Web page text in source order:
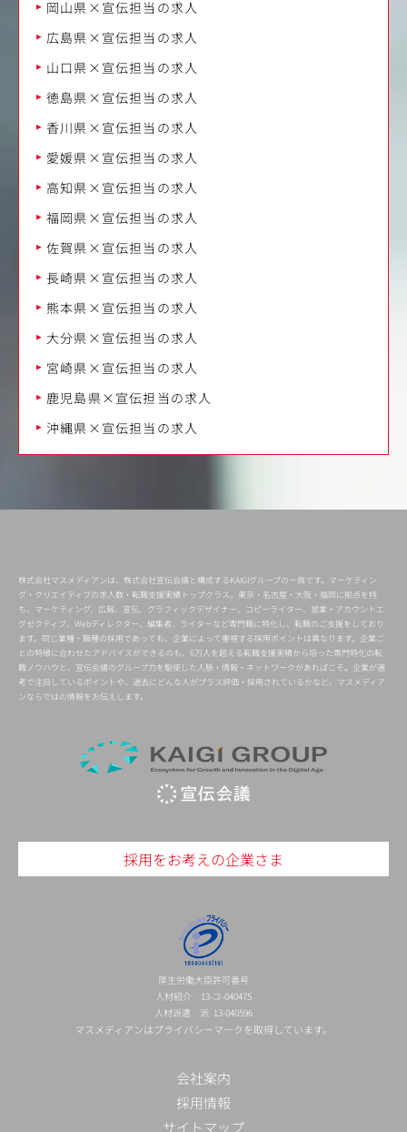
岡山県×宣伝担当の求人
広島県×宣伝担当の求人
山口県×宣伝担当の求人
徳島県×宣伝担当の求人
香川県×宣伝担当の求人
愛媛県×宣伝担当の求人
高知県×宣伝担当の求人
福岡県×宣伝担当の求人
佐賀県×宣伝担当の求人
長崎県×宣伝担当の求人
熊本県×宣伝担当の求人
大分県×宣伝担当の求人
宮崎県×宣伝担当の求人
鹿児島県×宣伝担当の求人
沖縄県×宣伝担当の求人
株式会社マスメディアンは、株式会社宣伝会議と構成するKAIGIグループの一員です。マーケティン
グ・クリエイティブの求人数・転職支援実績トップクラス。東京・名古屋・大阪・福岡に拠点を持
ち、マーケティング、広報、宣伝、グラフィックデザイナー、コピーライター、営業・アカウントエ
グゼクティブ、Webディレクター、編集者、ライターなど専門職に特化し、転職のご支援をしており
ます。同じ業種・職種の採用であっても、企業によって重視する採用ポイントは異なります。企業ご
との特徴に合わせたアドバイスができるのも、6万人を超える転職支援実績から培った専門特化の転
職ノウハウと、宣伝会議のグループ力を駆使した人脈・情報・ネットワークがあればこそ。企業が選
考で注目しているポイントや、過去にどんな人がプラス評価・採用されているかなど、マスメディア
ンならではの情報をお伝えします。
採用をお考えの企業さま
厚生労働大臣許可番号
人材紹介 13-ユ-040475
人材派遣 派 13-040596
マスメディアンはプライバシーマークを取得しています。
会社案内
採用情報
サイトマップ